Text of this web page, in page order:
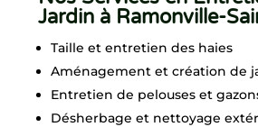
Jardin à Ramonville-
Taille et entretien des haies
Aménagement et création de
Entretien de pelouses et
Désherbage et nettoyage